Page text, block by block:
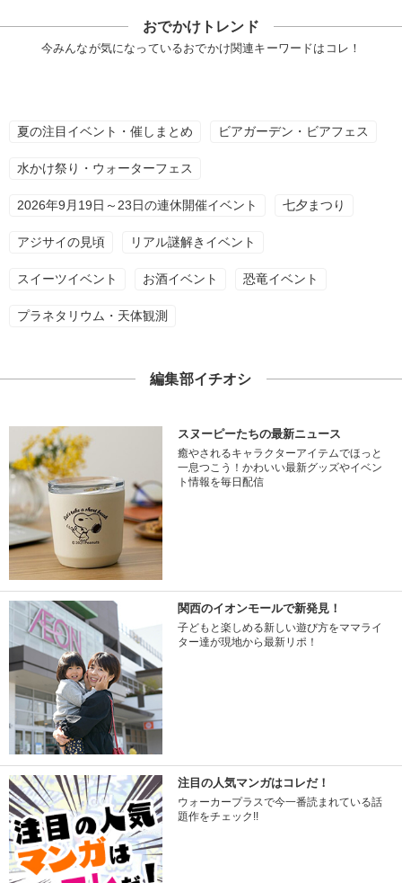
おでかけトレンド
今みんなが気になっているおでかけ関連キーワードはコレ！
夏の注目イベント・催しまとめ ビアガーデン・ビアフェス
水かけ祭り・ウォーターフェス
2026年9月19日～23日の連休開催イベント 七夕まつり
アジサイの見頃 リアル謎解きイベント
スイーツイベント お酒イベント 恐竜イベント
プラネタリウム・天体観測
編集部イチオシ
スヌーピーたちの最新ニュース
癒やされるキャラクターアイテムでほっと
一息つこう！かわいい最新グッズやイベン
ト情報を毎日配信
関西のイオンモールで新発見！
子どもと楽しめる新しい遊び方をママライ
ター達が現地から最新リポ！
注目の人気マンガはコレだ！
ウォーカープラスで今一番読まれている話
題作をチェック!!